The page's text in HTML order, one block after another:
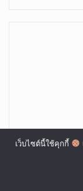
พุทธะอิสระ “
เว็บไซต์นี้ใช้คุกกี้